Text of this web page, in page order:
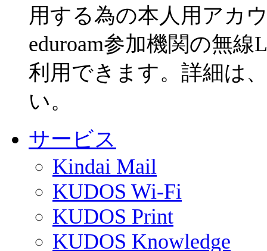
用する為の本人用アカ
eduroam参加機関の無
利用できます。詳細は、
い。
サービス
Kindai Mail
KUDOS Wi-Fi
KUDOS Print
KUDOS Knowledge